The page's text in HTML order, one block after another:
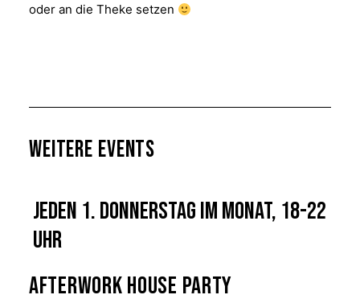
oder an die Theke setzen
Weitere Events
Jeden 1. Donnerstag im Monat, 18-22
Uhr
Afterwork House Party